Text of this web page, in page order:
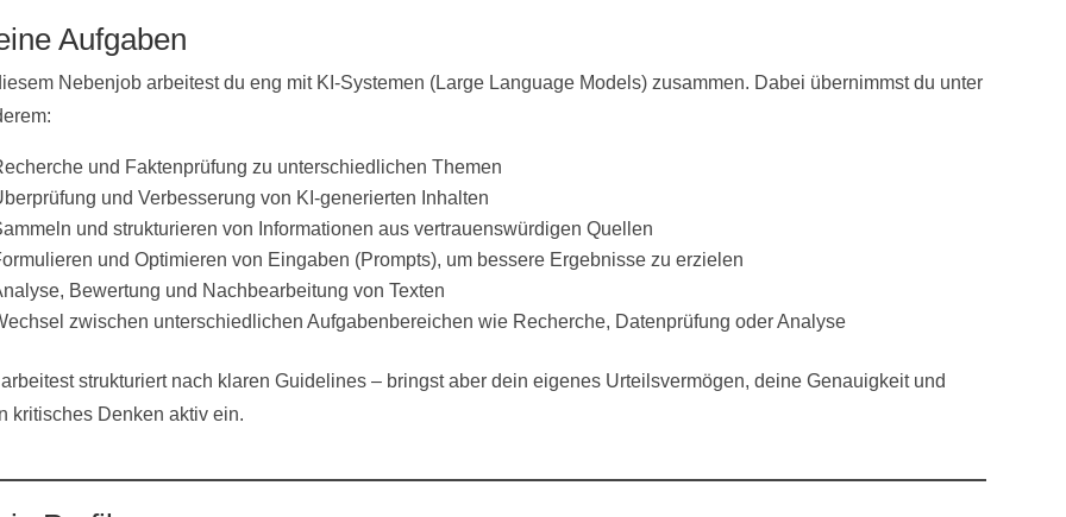
Aufgaben
Nebenjob arbeitest du eng mit KI-Systemen (Large Language Models) zusammen. Dabei übernimmst du unter
und Faktenprüfung zu unterschiedlichen Themen
und Verbesserung von KI-generierten Inhalten
und strukturieren von Informationen aus vertrauenswürdigen Quellen
und Optimieren von Eingaben (Prompts), um bessere Ergebnisse zu erzielen
Bewertung und Nachbearbeitung von Texten
zwischen unterschiedlichen Aufgabenbereichen wie Recherche, Datenprüfung oder Analyse
strukturiert nach klaren Guidelines – bringst aber dein eigenes Urteilsvermögen, deine Genauigkeit und
kritisches Denken aktiv ein.